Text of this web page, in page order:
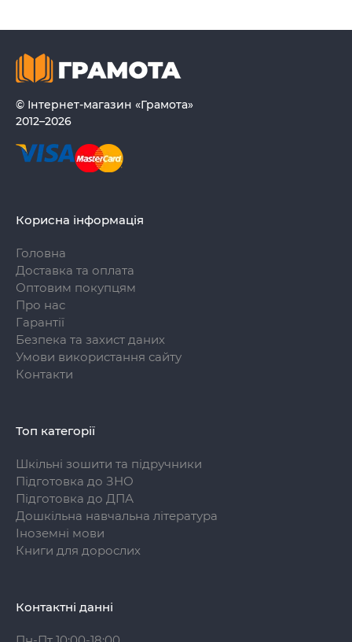
© Інтернет-магазин «Грамота»
2012–2026
Корисна інформація
Головна
Доставка та оплата
Оптовим покупцям
Про нас
Гарантії
Безпека та захист даних
Умови використання сайту
Контакти
Топ категорії
Шкільні зошити та підручники
Підготовка до ЗНО
Підготовка до ДПА
Дошкільна навчальна література
Іноземні мови
Книги для дорослих
Контактні данні